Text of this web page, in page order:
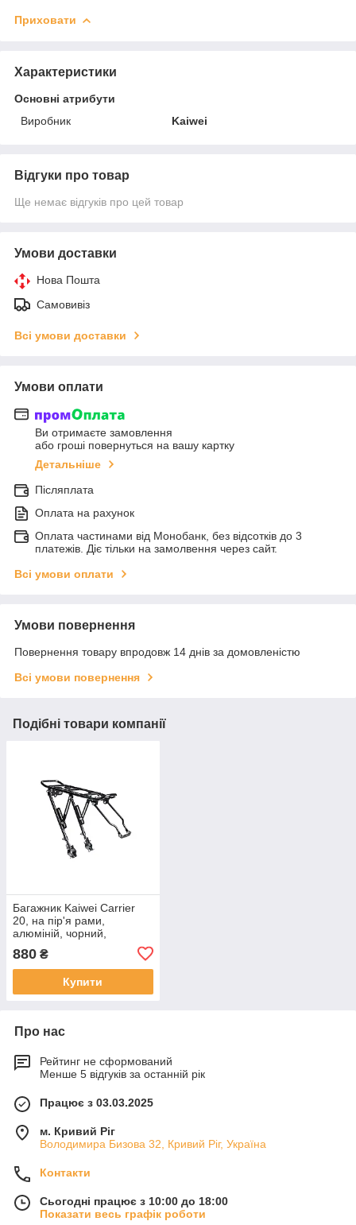
Приховати
Характеристики
Основні атрибути
Виробник
Kaiwei
Відгуки про товар
Ще немає відгуків про цей товар
Умови доставки
Нова Пошта
Самовивіз
Всі умови доставки
Умови оплати
Ви отримаєте замовлення
або гроші повернуться на вашу картку
Детальніше
Післяплата
Оплата на рахунок
Оплата частинами від Монобанк, без відсотків до 3
платежів. Діє тільки на замолвення через сайт.
Всі умови оплати
Умови повернення
Повернення товару впродовж 14 днів за домовленістю
Всі умови повернення
Подібні товари компанії
Багажник Kaiwei Carrier
20, на пір'я рами,
алюміній, чорний,
880 ₴
Купити
Про нас
Рейтинг не сформований
Менше 5 відгуків за останній рік
Працює з 03.03.2025
м. Кривий Ріг
Володимира Бизова 32, Кривий Ріг, Україна
Контакти
Сьогодні працює з 10:00 до 18:00
Показати весь графік роботи